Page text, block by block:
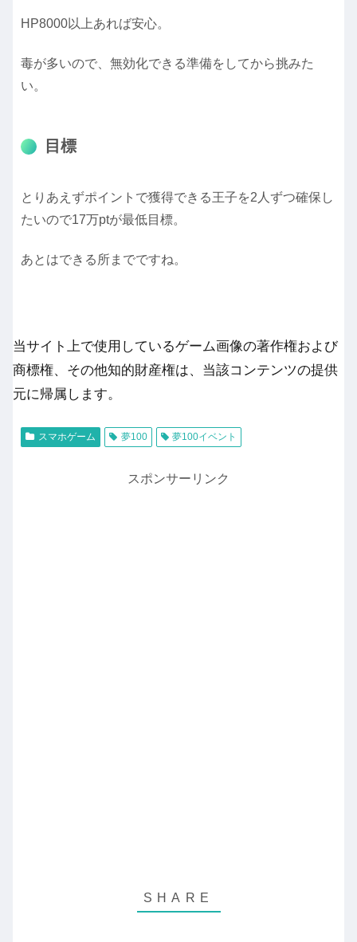
HP8000以上あれば安心。
毒が多いので、無効化できる準備をしてから挑みた
い。
目標
とりあえずポイントで獲得できる王子を2人ずつ確保し
たいので17万ptが最低目標。
あとはできる所までですね。
当サイト上で使用しているゲーム画像の著作権および
商標権、その他知的財産権は、当該コンテンツの提供
元に帰属します。
スマホゲーム 夢100 夢100イベント
スポンサーリンク